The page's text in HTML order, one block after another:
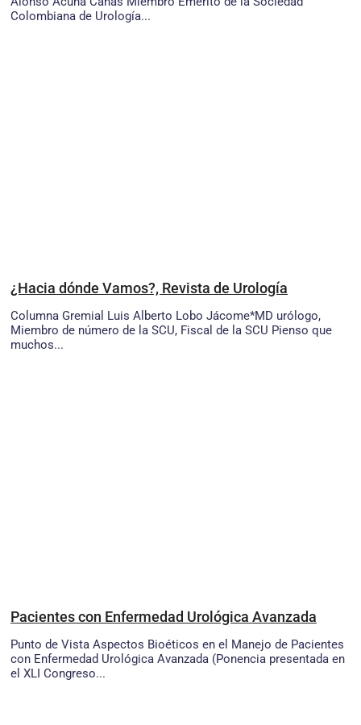
Colombiana de Urología...
¿Hacia dónde Vamos?, Revista de Urología
Columna Gremial Luis Alberto Lobo Jácome*MD urólogo,
Miembro de número de la SCU, Fiscal de la SCU Pienso que
muchos...
Pacientes con Enfermedad Urológica Avanzada
Punto de Vista Aspectos Bioéticos en el Manejo de Pacientes
con Enfermedad Urológica Avanzada (Ponencia presentada en
el XLI Congreso...